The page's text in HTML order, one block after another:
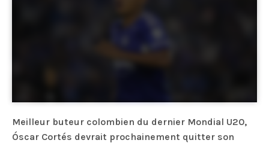
Meilleur buteur colombien du dernier Mondial U20,
Óscar Cortés devrait prochainement quitter son